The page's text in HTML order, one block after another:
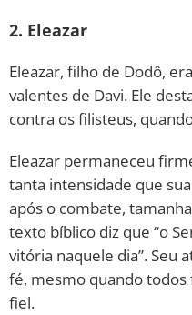
2. Eleazar
Eleazar, filho de Dodô,
valentes de Davi. Ele
contra os filisteus,
Eleazar permaneceu
tanta intensidade que
após o combate,
texto bíblico diz que “o
vitória naquele dia”. Seu
fé, mesmo quando
fiel.